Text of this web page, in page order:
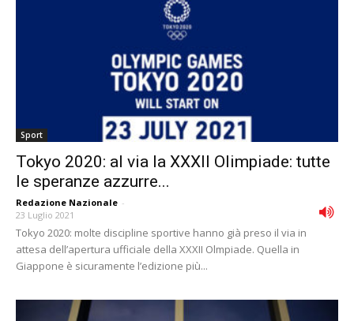
Sport
Tokyo 2020: al via la XXXII Olimpiade: tutte
le speranze azzurre...
Redazione Nazionale -
23 Luglio 2021
Tokyo 2020: molte discipline sportive hanno già preso il via in
attesa dell’apertura ufficiale della XXXII Olmpiade. Quella in
Giappone è sicuramente l’edizione più...